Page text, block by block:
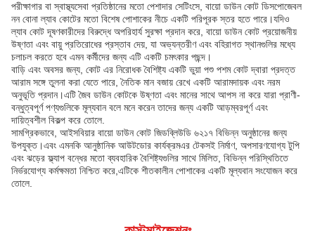
পরীক্ষাগার বা স্বাস্থ্যসেবা প্রতিষ্ঠানের মতো পেশাদার সেটিংসে, বায়ো ডাউন কোট ডিসপোজেবল
নন বোনা ল্যাব কোটের মতো বিশেষ পোশাকের নীচে একটি পরিপূরক স্তর হতে পারে।যদিও
ল্যাব কোট দূষণকারীদের বিরুদ্ধে অপরিহার্য সুরক্ষা প্রদান করে, বায়ো ডাউন কোট প্রয়োজনীয়
উষ্ণতা এবং বায়ু প্রতিরোধের প্রস্তাব দেয়, যা অভ্যন্তরীণ এবং বহিরাগত স্থানগুলির মধ্যে
চলাচল করতে হবে এমন কর্মীদের জন্য এটি একটি চমৎকার পছন্দ।
বাড়ি এবং অবসর জন্য, কোট এর নিরোধক বৈশিষ্ট্য একটি ভুয়া পশু পশম কোট দ্বারা প্রদত্ত
আরাম সঙ্গে তুলনা করা যেতে পারে, নৈতিক মান বজায় রেখে একটি আরামদায়ক এবং নরম
অনুভূতি প্রদান।এটি জৈব ডাউন কোটকে উষ্ণতা এবং মানের সাথে আপস না করে যারা প্রাণী-
বন্ধুত্বপূর্ণ পণ্যগুলিকে মূল্যবান বলে মনে করেন তাদের জন্য একটি আড়ম্বরপূর্ণ এবং
দায়িত্বশীল বিকল্প করে তোলে.
সামগ্রিকভাবে, আইসবিয়ার বায়ো ডাউন কোট জিডব্লিউডি ৬২১৭ বিভিন্ন অনুষ্ঠানের জন্য
উপযুক্ত।এবং এমনকি আনুষ্ঠানিক আউটডোর কার্যক্রমএর টেকসই নির্মাণ, অপসারণযোগ্য টুপি
এবং ঝড়ের ফ্ল্যাপ বন্ধের মতো ব্যবহারিক বৈশিষ্ট্যগুলির সাথে মিলিত, বিভিন্ন পরিস্থিতিতে
নির্ভরযোগ্য কর্মক্ষমতা নিশ্চিত করে,এটিকে শীতকালীন পোশাকের একটি মূল্যবান সংযোজন করে
তোলে.